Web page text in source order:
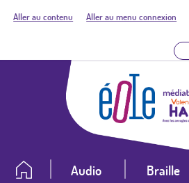
Aller au contenu Aller au menu connexion
Audio Braille